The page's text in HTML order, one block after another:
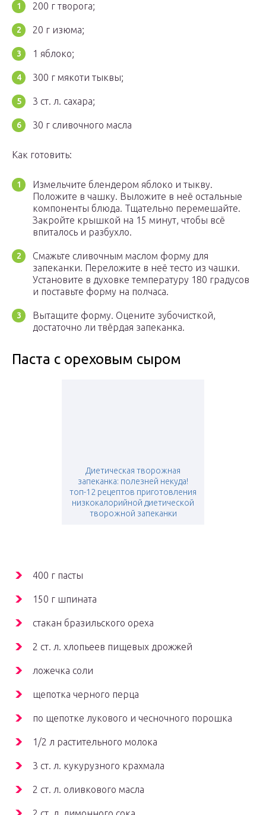
200 г творога;
20 г изюма;
1 яблоко;
300 г мякоти тыквы;
3 ст. л. сахара;
30 г сливочного масла
Как готовить:
Измельчите блендером яблоко и тыкву.
Положите в чашку. Выложите в неё остальные
компоненты блюда. Тщательно перемешайте.
Закройте крышкой на 15 минут, чтобы всё
впиталось и разбухло.
Смажьте сливочным маслом форму для
запеканки. Переложите в неё тесто из чашки.
Установите в духовке температуру 180 градусов
и поставьте форму на полчаса.
Вытащите форму. Оцените зубочисткой,
достаточно ли твёрдая запеканка.
Паста с ореховым сыром
Диетическая творожная
запеканка: полезней некуда!
топ-12 рецептов приготовления
низкокалорийной диетической
творожной запеканки
400 г пасты
150 г шпината
стакан бразильского ореха
2 ст. л. хлопьеев пищевых дрожжей
ложечка соли
щепотка черного перца
по щепотке лукового и чесночного порошка
1/2 л растительного молока
3 ст. л. кукурузного крахмала
2 ст. л. оливкового масла